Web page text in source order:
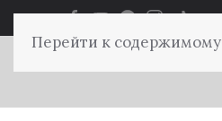
Перейти к содержимому